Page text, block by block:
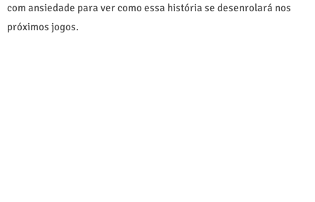
com ansiedade para ver como essa história se desenrolará nos
próximos jogos.